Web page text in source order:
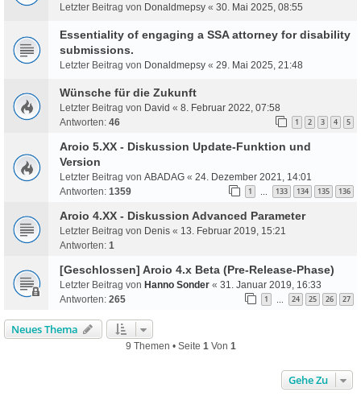
Letzter Beitrag von Donaldmepsy « 30. Mai 2025, 08:55
Essentiality of engaging a SSA attorney for disability
submissions.
Letzter Beitrag von Donaldmepsy « 29. Mai 2025, 21:48
Wünsche für die Zukunft
Letzter Beitrag von David « 8. Februar 2022, 07:58
Antworten: 46 1 2 3 4 5
Aroio 5.XX - Diskussion Update-Funktion und
Version
Letzter Beitrag von ABADAG « 24. Dezember 2021, 14:01
Antworten: 1359 1 … 133 134 135 136
Aroio 4.XX - Diskussion Advanced Parameter
Letzter Beitrag von Denis « 13. Februar 2019, 15:21
Antworten: 1
[Geschlossen] Aroio 4.x Beta (Pre-Release-Phase)
Letzter Beitrag von Hanno Sonder « 31. Januar 2019, 16:33
Antworten: 265 1 … 24 25 26 27
Neues Thema
9 Themen • Seite 1 Von 1
Gehe Zu